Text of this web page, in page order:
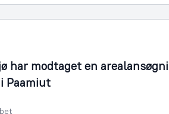
har modtaget en
Paamiut